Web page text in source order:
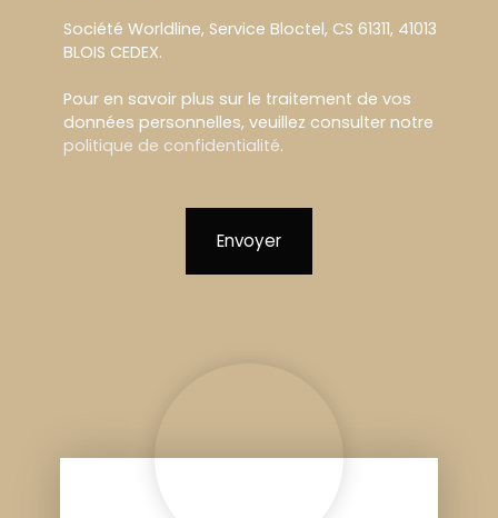
Société Worldline, Service Bloctel, CS 61311, 41013
BLOIS CEDEX.
Pour en savoir plus sur le traitement de vos
données personnelles, veuillez consulter notre
politique de confidentialité.
Envoyer